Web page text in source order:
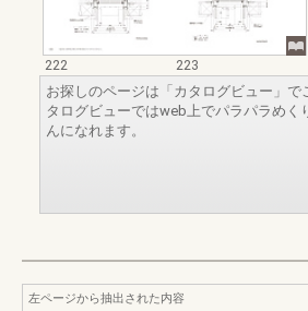
222
223
お探しのページは「カタログビュー」で
タログビューではweb上でパラパラめく
んになれます。
左ページから抽出された内容